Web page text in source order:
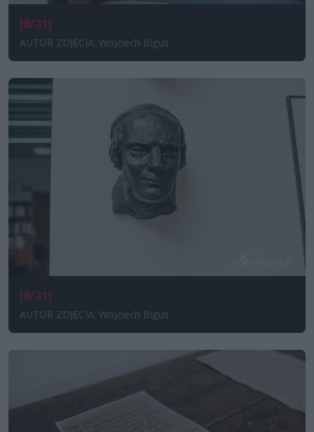
[8/21]
AUTOR ZDJĘCIA: Wojciech Bigus
[9/21]
AUTOR ZDJĘCIA: Wojciech Bigus